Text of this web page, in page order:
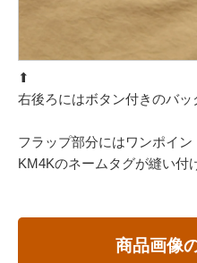
⬆︎
右後ろにはボタン付きのバッ
フラップ部分にはワンポイン
KM4Kのネームタグが縫い付
商品画像